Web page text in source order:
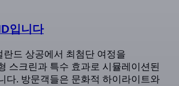
입니다
드 상공에서 최첨단 여정을
스크린과 특수 효과로 시뮬레이션된
다. 방문객들은 문화적 하이라이트와